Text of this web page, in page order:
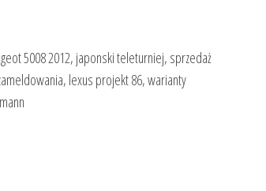
5008 2012, japonski teleturniej, sprzedaż
lexus projekt 86, warianty